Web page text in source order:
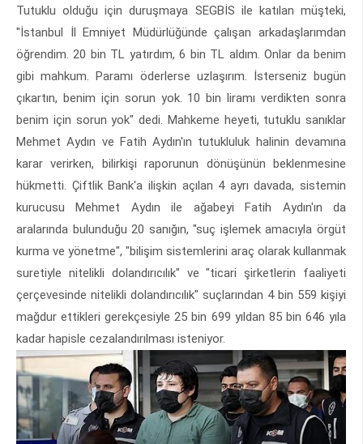
Tutuklu olduğu için duruşmaya SEGBİS ile katılan müşteki,
"İstanbul İl Emniyet Müdürlüğünde çalışan arkadaşlarımdan
öğrendim. 20 bin TL yatırdım, 6 bin TL aldım. Onlar da benim
gibi mahkum. Paramı öderlerse uzlaşırım. İsterseniz bugün
çıkartın, benim için sorun yok. 10 bin liramı verdikten sonra
benim için sorun yok" dedi. Mahkeme heyeti, tutuklu sanıklar
Mehmet Aydın ve Fatih Aydın'ın tutukluluk halinin devamına
karar verirken, bilirkişi raporunun dönüşünün beklenmesine
hükmetti. Çiftlik Bank'a ilişkin açılan 4 ayrı davada, sistemin
kurucusu Mehmet Aydın ile ağabeyi Fatih Aydın'ın da
aralarında bulunduğu 20 sanığın, "suç işlemek amacıyla örgüt
kurma ve yönetme", "bilişim sistemlerini araç olarak kullanmak
suretiyle nitelikli dolandırıcılık" ve "ticari şirketlerin faaliyeti
çerçevesinde nitelikli dolandırıcılık" suçlarından 4 bin 559 kişiyi
mağdur ettikleri gerekçesiyle 25 bin 699 yıldan 85 bin 646 yıla
kadar hapisle cezalandırılması isteniyor.